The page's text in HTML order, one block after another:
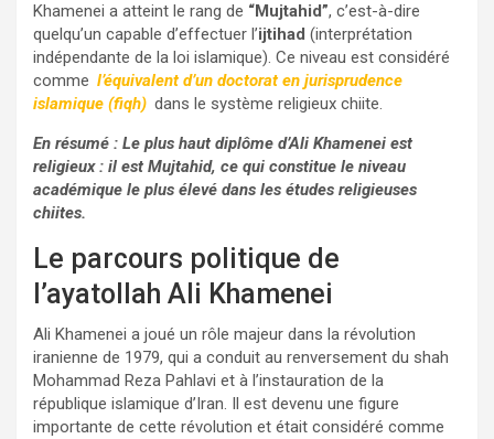
Khamenei a atteint le rang de “Mujtahid”, c’est-à-dire
quelqu’un capable d’effectuer l’ijtihad (interprétation
indépendante de la loi islamique). Ce niveau est considéré
comme l’équivalent d’un doctorat en jurisprudence
islamique (fiqh) dans le système religieux chiite.
En résumé : Le plus haut diplôme d’Ali Khamenei est
religieux : il est Mujtahid, ce qui constitue le niveau
académique le plus élevé dans les études religieuses
chiites.
Le parcours politique de
l’ayatollah Ali Khamenei
Ali Khamenei a joué un rôle majeur dans la révolution
iranienne de 1979, qui a conduit au renversement du shah
Mohammad Reza Pahlavi et à l’instauration de la
république islamique d’Iran. Il est devenu une figure
importante de cette révolution et était considéré comme